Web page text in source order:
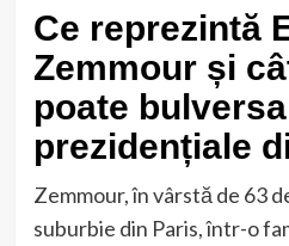
Ce reprezintă
Zemmour și
poate
prezidențiale
Zemmour, în vârstă de 63
suburbie din Paris, într-o